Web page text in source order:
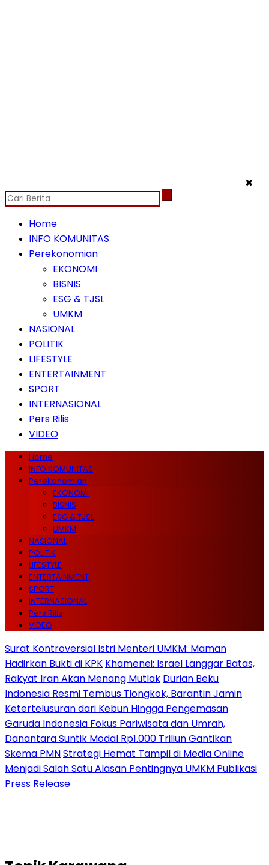
✖
Home
INFO KOMUNITAS
Perekonomian
EKONOMI
BISNIS
ESG & TJSL
UMKM
NASIONAL
POLITIK
LIFESTYLE
ENTERTAINMENT
SPORT
INTERNASIONAL
Pers Rilis
VIDEO
Home
INFO KOMUNITAS
Perekonomian
EKONOMI
BISNIS
ESG & TJSL
UMKM
NASIONAL
POLITIK
LIFESTYLE
ENTERTAINMENT
SPORT
INTERNASIONAL
Pers Rilis
VIDEO
Surat Kontroversial Istri Menteri UMKM: Maman
Hadirkan Bukti di KPK Khamenei: Israel Langgar Batas,
Rakyat Iran Akan Menang Mutlak Durian Beku
Indonesia Resmi Tembus Tiongkok, Barantin Jamin
Ketertelusuran dari Kebun Hingga Pengemasan
Garuda Indonesia Fokus Pariwisata dan Umrah,
Danantara Suntik Modal Rp1.000 Triliun Gantikan
Skema PMNStrategi Hemat Tampil di Media Online
Menjadi Salah Satu Alasan Pentingnya UMKM Publikasi
Press Release